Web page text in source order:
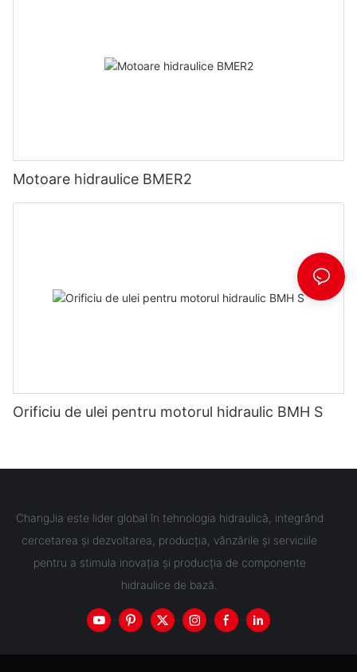
Motoare hidraulice BMER2
Orificiu de ulei pentru motorul hidraulic BMH S
ChangJia este lider global în tehnologia hidraulică, integrând
cercetarea și dezvoltarea, producția, vânzările și serviciile
pentru a stimula inovația și producția de componente
hidraulice de bază.